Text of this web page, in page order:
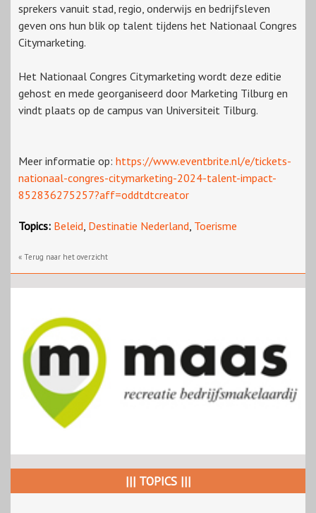
sprekers vanuit stad, regio, onderwijs en bedrijfsleven
geven ons hun blik op talent tijdens het Nationaal Congres
Citymarketing.
Het Nationaal Congres Citymarketing wordt deze editie
gehost en mede georganiseerd door Marketing Tilburg en
vindt plaats op de campus van Universiteit Tilburg.
Meer informatie op: https://www.eventbrite.nl/e/tickets-
nationaal-congres-citymarketing-2024-talent-impact-
852836275257?aff=oddtdtcreator
Topics: Beleid, Destinatie Nederland, Toerisme
« Terug naar het overzicht
||| TOPICS |||